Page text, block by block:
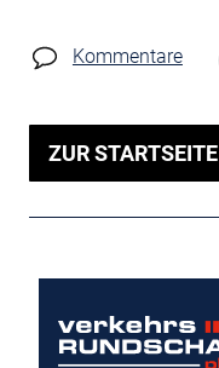
Kommentare
ZUR STARTSEITE